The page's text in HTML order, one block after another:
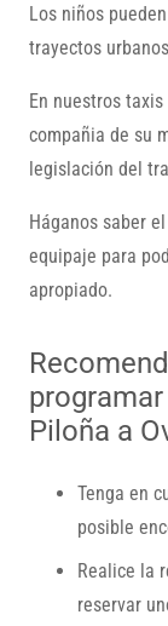
Los niños
trayectos
En nuestros
compañia de su
legislación del
Háganos saber
equipaje para
apropiado.
Piloña a
Tenga en
posible
Realice la
reservar